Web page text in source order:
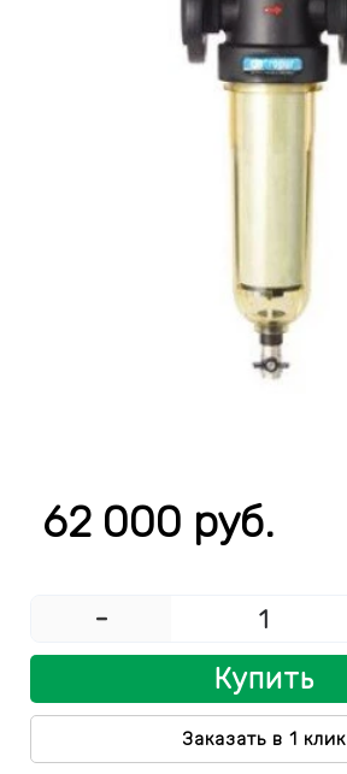
62 000 руб.
-
Купить
Заказать в 1 клик